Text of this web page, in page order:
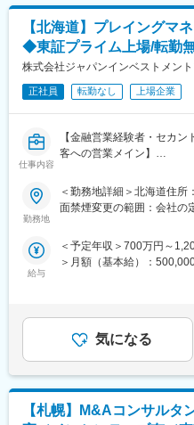
■評価制度：
年次や経験に関係なく、実
早期から案件の主担当とし
境。案件数も業界トップク
すい環境です。
当社は中堅・中小企業の
グカンパニーです。世の中
を感じ、次の成長戦略を
私たちはこの両者をM&Aで
変更の範囲：当社業務全般
業案件の発掘、士業事務所
２．案件発掘後のM&Aアド
M&Aプロセスにおけるプロ
リジェンスの実行支援など
おります。（主に士業や医
【職務内容】
・M&A実行ストラクチャ
・M&Aプロセスにおける
・M&A候補先企業との交
・企業価値評価
・クライアント社内プロ
３，M&A関連プラットフ
ント強化、および継続的な
株式を対象としたM&A」
品取引法や取引所の規則等
ても経験可能です。日本各
【北海道】プレイングマ
◆東証プライム上場/転勤
株式会社ジャパンインベストメン
正社員 転勤なし 上場企業
仕事内容
【金融営業経験者・セカ
客への営業メイン】
全国の優良中小・中堅企
に対するコンサルティング
◇税理士・会計士事務所や
締結
◇顧客企業の金融ニーズを
ペレーティング・リース
◇金融ソリューションの提
JIAグループ社内外の専門
■社風：
勤務地
＜勤務地詳細＞北海道住所
面禁煙変更の範囲：会社の
給与
＜予定年収＞700万円～
＞月額（基本給）：
管理の対象外賃金はあくま
上下する可能性があります
す。
気になる
【札幌】M&Aコンサルタ